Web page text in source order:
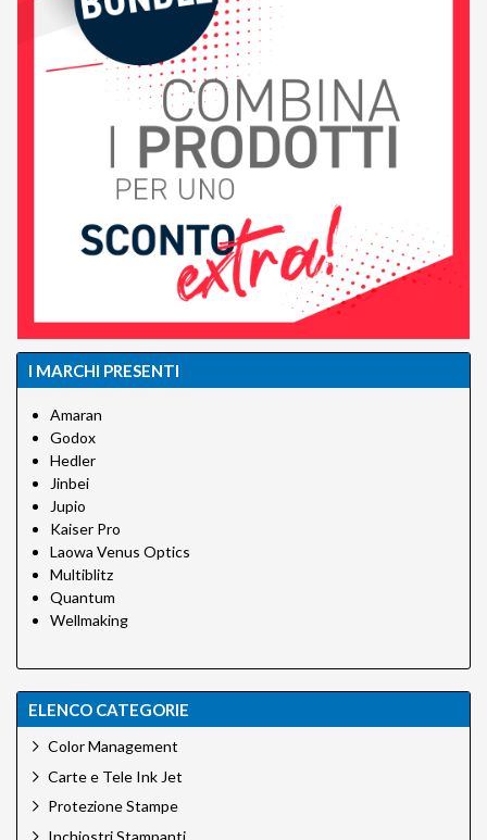
I MARCHI PRESENTI
Amaran
Godox
Hedler
Jinbei
Jupio
Kaiser Pro
Laowa Venus Optics
Multiblitz
Quantum
Wellmaking
ELENCO CATEGORIE
Color Management
Carte e Tele Ink Jet
Protezione Stampe
Inchiostri Stampanti